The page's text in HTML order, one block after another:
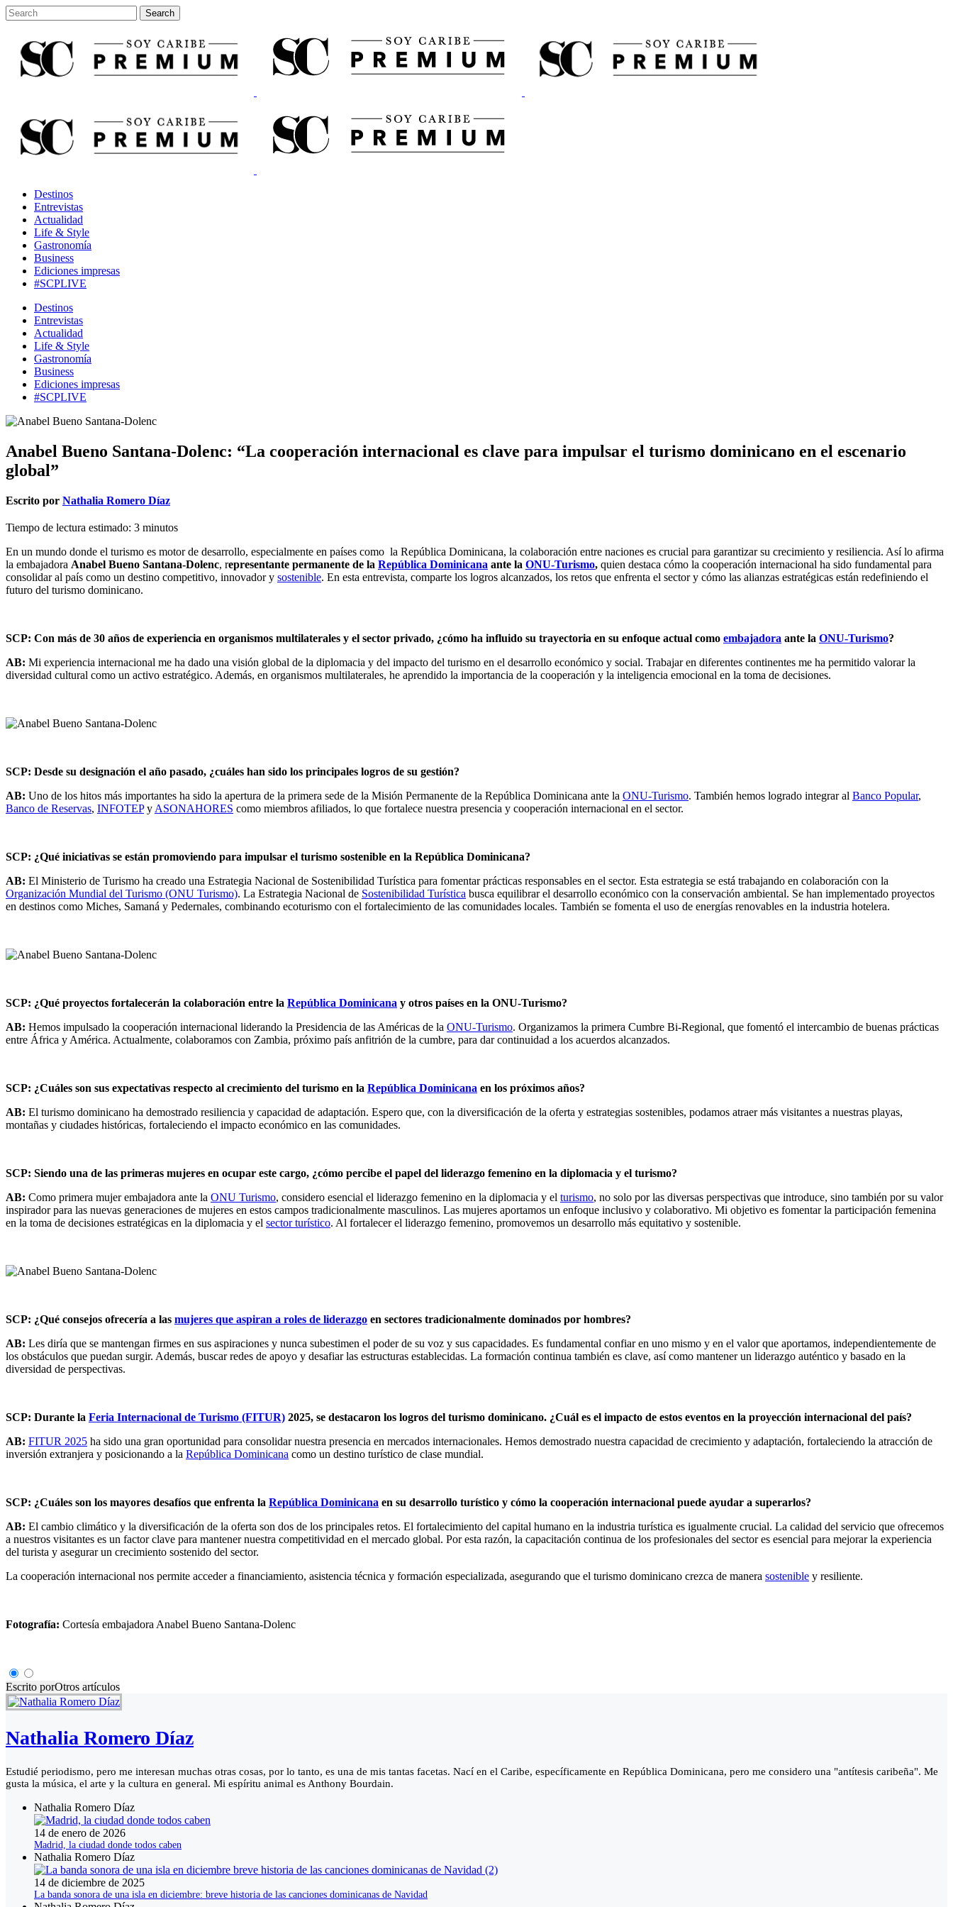
Destinos
Entrevistas
Actualidad
Life & Style
Gastronomía
Business
Ediciones impresas
#SCPLIVE
Destinos
Entrevistas
Actualidad
Life & Style
Gastronomía
Business
Ediciones impresas
#SCPLIVE
Anabel Bueno Santana-Dolenc: “La cooperación internacional es clave para impulsar el turismo dominicano en el escenario
global”
Escrito por Nathalia Romero Díaz
Tiempo de lectura estimado: 3 minutos
En un mundo donde el turismo es motor de desarrollo, especialmente en países como la República Dominicana, la colaboración entre naciones es crucial para garantizar su crecimiento y resiliencia. Así lo afirma
la embajadora Anabel Bueno Santana-Dolenc, representante permanente de la República Dominicana ante la ONU-Turismo, quien destaca cómo la cooperación internacional ha sido fundamental para
consolidar al país como un destino competitivo, innovador y sostenible. En esta entrevista, comparte los logros alcanzados, los retos que enfrenta el sector y cómo las alianzas estratégicas están redefiniendo el
futuro del turismo dominicano.
SCP: Con más de 30 años de experiencia en organismos multilaterales y el sector privado, ¿cómo ha influido su trayectoria en su enfoque actual como embajadora ante la ONU-Turismo?
AB: Mi experiencia internacional me ha dado una visión global de la diplomacia y del impacto del turismo en el desarrollo económico y social. Trabajar en diferentes continentes me ha permitido valorar la
diversidad cultural como un activo estratégico. Además, en organismos multilaterales, he aprendido la importancia de la cooperación y la inteligencia emocional en la toma de decisiones.
SCP: Desde su designación el año pasado, ¿cuáles han sido los principales logros de su gestión?
AB: Uno de los hitos más importantes ha sido la apertura de la primera sede de la Misión Permanente de la República Dominicana ante la ONU-Turismo. También hemos logrado integrar al Banco Popular,
Banco de Reservas, INFOTEPy ASONAHORES como miembros afiliados, lo que fortalece nuestra presencia y cooperación internacional en el sector.
SCP: ¿Qué iniciativas se están promoviendo para impulsar el turismo sostenible en la República Dominicana?
AB: El Ministerio de Turismo ha creado una Estrategia Nacional de Sostenibilidad Turística para fomentar prácticas responsables en el sector. Esta estrategia se está trabajando en colaboración con la
Organización Mundial del Turismo (ONU Turismo). La Estrategia Nacional de Sostenibilidad Turística busca equilibrar el desarrollo económico con la conservación ambiental. Se han implementado proyectos
en destinos como Miches, Samaná y Pedernales, combinando ecoturismo con el fortalecimiento de las comunidades locales. También se fomenta el uso de energías renovables en la industria hotelera.
SCP: ¿Qué proyectos fortalecerán la colaboración entre la República Dominicana y otros países en la ONU-Turismo?
AB: Hemos impulsado la cooperación internacional liderando la Presidencia de las Américas de la ONU-Turismo. Organizamos la primera Cumbre Bi-Regional, que fomentó el intercambio de buenas prácticas
entre África y América. Actualmente, colaboramos con Zambia, próximo país anfitrión de la cumbre, para dar continuidad a los acuerdos alcanzados.
SCP: ¿Cuáles son sus expectativas respecto al crecimiento del turismo en la República Dominicana en los próximos años?
AB: El turismo dominicano ha demostrado resiliencia y capacidad de adaptación. Espero que, con la diversificación de la oferta y estrategias sostenibles, podamos atraer más visitantes a nuestras playas,
montañas y ciudades históricas, fortaleciendo el impacto económico en las comunidades.
SCP: Siendo una de las primeras mujeres en ocupar este cargo, ¿cómo percibe el papel del liderazgo femenino en la diplomacia y el turismo?
AB: Como primera mujer embajadora ante la ONU Turismo, considero esencial el liderazgo femenino en la diplomacia y el turismo, no solo por las diversas perspectivas que introduce, sino también por su valor
inspirador para las nuevas generaciones de mujeres en estos campos tradicionalmente masculinos. Las mujeres aportamos un enfoque inclusivo y colaborativo. Mi objetivo es fomentar la participación femenina
en la toma de decisiones estratégicas en la diplomacia y el sector turístico. Al fortalecer el liderazgo femenino, promovemos un desarrollo más equitativo y sostenible.
SCP: ¿Qué consejos ofrecería a las mujeres que aspiran a roles de liderazgo en sectores tradicionalmente dominados por hombres?
AB: Les diría que se mantengan firmes en sus aspiraciones y nunca subestimen el poder de su voz y sus capacidades. Es fundamental confiar en uno mismo y en el valor que aportamos, independientemente de
los obstáculos que puedan surgir. Además, buscar redes de apoyo y desafiar las estructuras establecidas. La formación continua también es clave, así como mantener un liderazgo auténtico y basado en la
diversidad de perspectivas.
SCP: Durante la Feria Internacional de Turismo (FITUR) 2025, se destacaron los logros del turismo dominicano. ¿Cuál es el impacto de estos eventos en la proyección internacional del país?
AB: FITUR 2025 ha sido una gran oportunidad para consolidar nuestra presencia en mercados internacionales. Hemos demostrado nuestra capacidad de crecimiento y adaptación, fortaleciendo la atracción de
inversión extranjera y posicionando a la República Dominicana como un destino turístico de clase mundial.
SCP: ¿Cuáles son los mayores desafíos que enfrenta la República Dominicana en su desarrollo turístico y cómo la cooperación internacional puede ayudar a superarlos?
AB: El cambio climático y la diversificación de la oferta son dos de los principales retos. El fortalecimiento del capital humano en la industria turística es igualmente crucial. La calidad del servicio que ofrecemos
a nuestros visitantes es un factor clave para mantener nuestra competitividad en el mercado global. Por esta razón, la capacitación continua de los profesionales del sector es esencial para mejorar la experiencia
del turista y asegurar un crecimiento sostenido del sector.
La cooperación internacional nos permite acceder a financiamiento, asistencia técnica y formación especializada, asegurando que el turismo dominicano crezca de manera sostenible y resiliente.
Fotografía: Cortesía embajadora Anabel Bueno Santana-Dolenc
Escrito porOtros artículos
Nathalia Romero Díaz
Estudié periodismo, pero me interesan muchas otras cosas, por lo tanto, es una de mis tantas facetas. Nací en el Caribe, específicamente en República Dominicana, pero me considero una "antítesis caribeña". Me
gusta la música, el arte y la cultura en general. Mi espíritu animal es Anthony Bourdain.
Nathalia Romero Díaz
14 de enero de 2026
Madrid, la ciudad donde todos caben
Nathalia Romero Díaz
14 de diciembre de 2025
La banda sonora de una isla en diciembre: breve historia de las canciones dominicanas de Navidad